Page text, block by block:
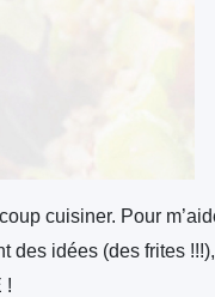
cuisiner. Pour
des idées (des frites
!